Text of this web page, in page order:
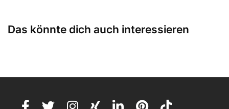
Das könnte dich auch interessieren